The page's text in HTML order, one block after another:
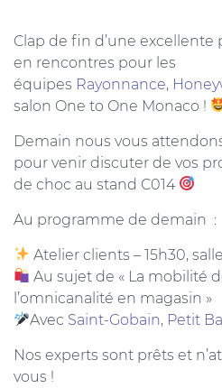
Clap de fin d’une
en rencontres pour les
équipes Rayonnance,
salon One to One Monaco !
Demain nous vous
pour venir discuter de vos
de choc au stand C014
Au programme de demain :
Atelier clients – 15h30,
Au sujet de « La mobilité
l’omnicanalité en magasin »
Avec Saint-Gobain, Petit
Nos experts sont prêts et
vous !